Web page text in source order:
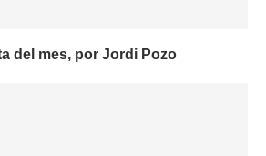
del mes, por Jordi Pozo